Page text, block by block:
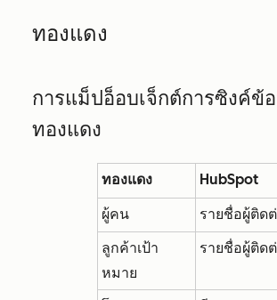
ทองแดง
การแม็ปอ็อบเจ็กต์การซิงค์ข้
ทองแดง
ทองแดง HubSpot
ผู้คน
รายชื่อผู้ติด
ลูกค้าเป้า
หมาย
รายชื่อผู้ติด